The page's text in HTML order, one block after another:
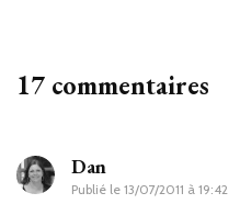
17 commentaires
Dan
Publié le 13/07/2011 à 19:42